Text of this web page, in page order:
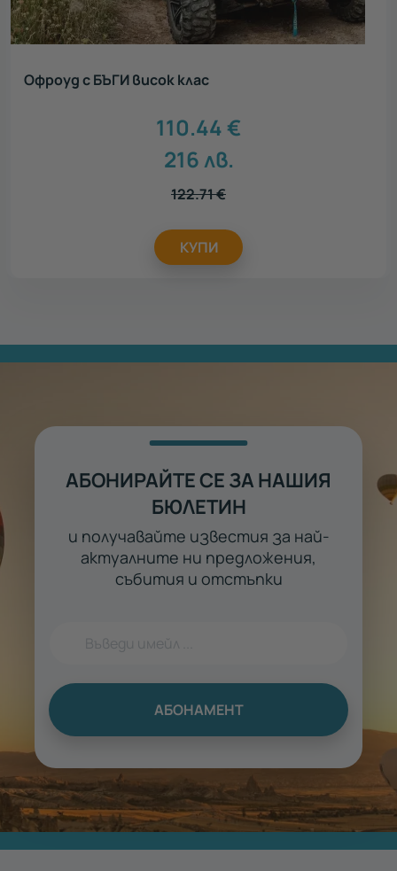
Офроуд с БЪГИ висок клас
110.44€
216лв.
122.71€
КУПИ
АБОНИРАЙТЕ СЕ ЗА НАШИЯ
БЮЛЕТИН
и получавайте известия за най-
актуалните ни предложения,
събития и отстъпки
АБОНАМЕНТ